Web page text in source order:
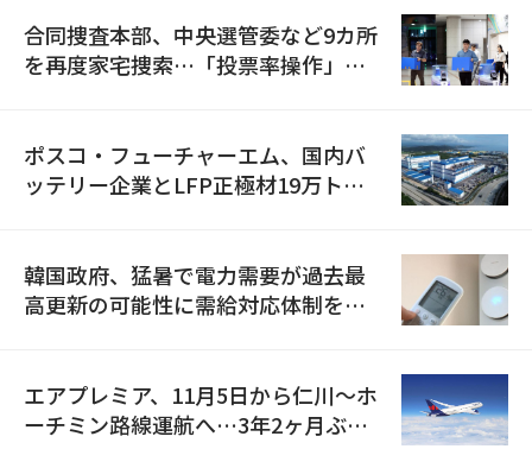
合同捜査本部、中央選管委など9カ所
を再度家宅捜索…「投票率操作」の
ポスコ・フューチャーエム、国内バ
ッテリー企業とLFP正極材19万トン
韓国政府、猛暑で電力需要が過去最
高更新の可能性に需給対応体制を点
エアプレミア、11月5日から仁川〜ホ
ーチミン路線運航へ…3年2ヶ月ぶり